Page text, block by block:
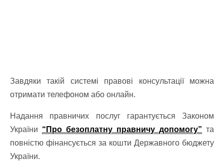
Завдяки такій системі правові консультації можна
отримати телефоном або онлайн.
Надання правничих послуг гарантується Законом
України “Про безоплатну правничу допомогу” та
повністю фінансується за кошти Державного бюджету
України.